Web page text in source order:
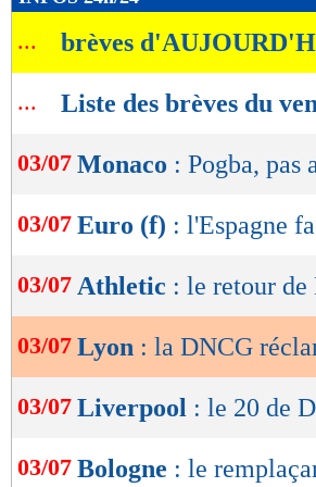
lecture
OK
... brèves
... Liste des brèves du
03/07 Monaco : Pogba, pas
03/07 Euro (f) : l'Espagne
03/07 Athletic : le retour
03/07 Lyon : la DNCG
03/07 Liverpool : le 20 de
03/07 Bologne : le